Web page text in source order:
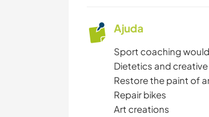
Ajuda
Sport coaching
Dietetics and
Restore the paint of
Repair bikes
Art creations